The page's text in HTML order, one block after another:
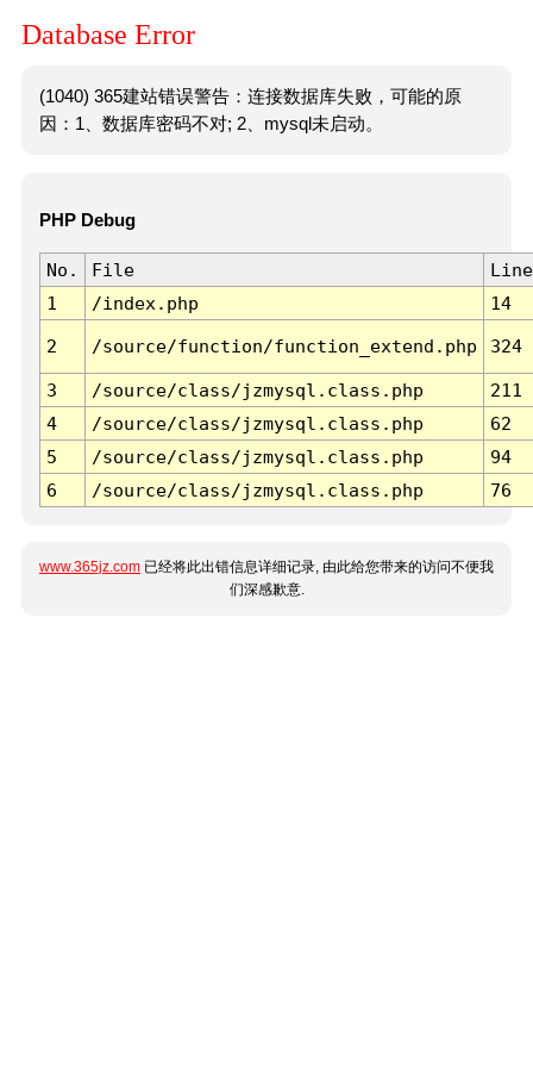
Database Error
(1040) 365建站错误警告：连接数据库失败，可能的原
因：1、数据库密码不对; 2、mysql未启动。
PHP Debug
No. File
Line
1
/index.php 14
2 /source/function/function_extend.php 324
3 /source/class/jzmysql.class.php
211
4
/source/class/jzmysql.class.php
62
5
/source/class/jzmysql.class.php
94
6
/source/class/jzmysql.class.php 76
www.365jz.com 已经将此出错信息详细记录, 由此给您带来的访问不便我
们深感歉意.